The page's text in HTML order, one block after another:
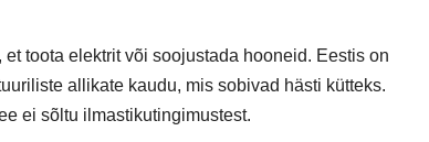
toota elektrit või soojustada hooneid. Eestis on
allikate kaudu, mis sobivad hästi kütteks.
ei sõltu ilmastikutingimustest.